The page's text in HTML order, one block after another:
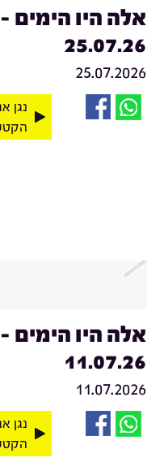
אלה היו הימים -
25.07.26
25.07.2026
נגן
אלה היו הימים -
11.07.26
11.07.2026
נגן